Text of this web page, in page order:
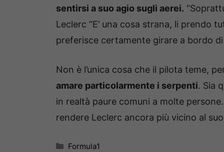
sentirsi a suo agio sugli aerei.
Leclerc “E’ una cosa strana, li prendo
preferisce certamente girare a bordo di
Non è l’unica cosa che il pilota teme,
amare particolarmente i serpenti. Sia
in realtà paure comuni a molte
rendere Leclerc ancora più vicino al
Categorie
Formula1